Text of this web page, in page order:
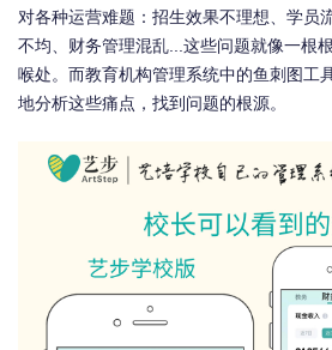
对各种运营难题：招生效果不理想、学员
不均、财务管理混乱...这些问题就像一根
喉处。而教育机构管理系统中的鱼刺图工
地分析这些痛点，找到问题的根源。